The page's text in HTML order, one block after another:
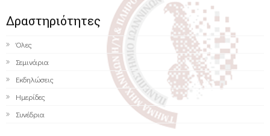
Δραστηριότητες
Όλες
Σεμινάρια
Εκδηλώσεις
Ημερίδες
Συνέδρια